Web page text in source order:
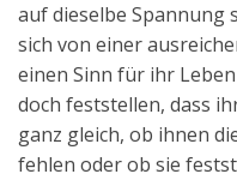
auf dieselbe Spannung
sich von einer
einen Sinn für ihr
doch feststellen, dass
ganz gleich, ob ihnen
fehlen oder ob sie